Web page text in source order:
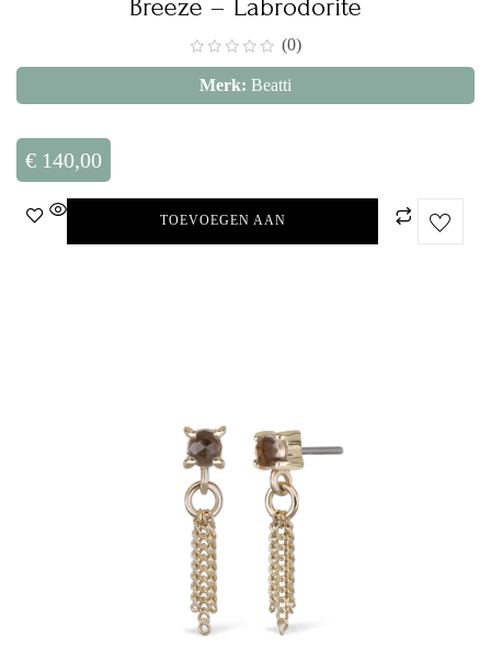
Breeze – Labrodorite
(0)
Merk: Beatti
€ 140,00
TOEVOEGEN AAN